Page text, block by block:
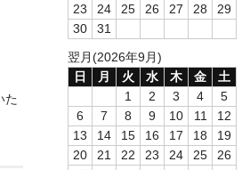
た
23
24 25 26 27 28
29
30
31
翌月(2026年9月)
日
月 火 水 木 金
土
1
2 3 4
5
6
7 8 9 10 11
12
13
14 15 16 17 18
19
20
21 22 23 24 25
26